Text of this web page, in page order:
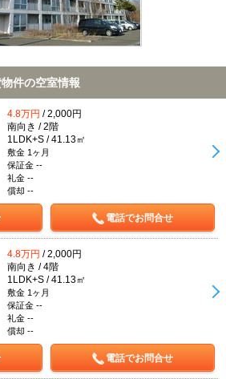
件の空室情報
4.8万円 / 2,000円
南向き / 2階
1LDK+S / 41.13㎡
敷金 1ヶ月
保証金 --
礼金 --
償却 --
電話でお問合せ
4.8万円 / 2,000円
南向き / 4階
1LDK+S / 41.13㎡
敷金 1ヶ月
保証金 --
礼金 --
償却 --
電話でお問合せ